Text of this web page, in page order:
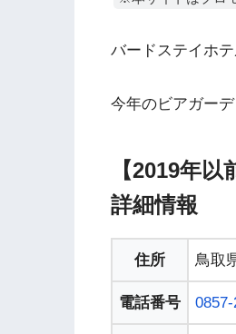
バードステイホ
今年のビアガー
【2019年
詳細情報
住所 鳥取
電話番号